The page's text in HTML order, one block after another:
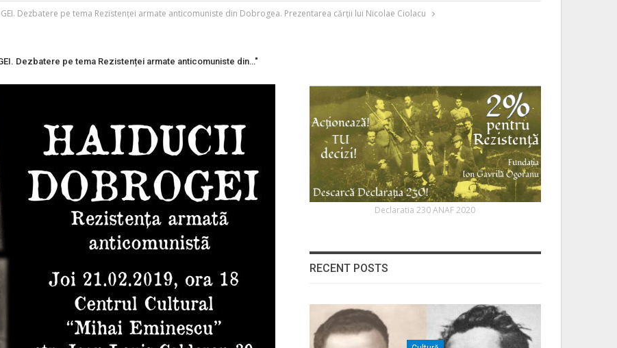
Dezbatere pe tema Rezistenței armate anticomuniste din Dobrogea. Prezentarea cărții lui Nicolae Ciolacu
Dezbatere pe tema Rezistenței armate anticomuniste din…"
Declaratia 230 ANAF 2020
RECENT POSTS